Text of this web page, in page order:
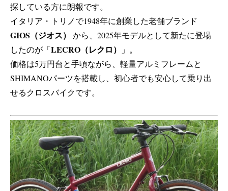
探している方に朗報です。
イタリア・トリノで1948年に創業した老舗ブランド
GIOS（ジオス）
から、2025年モデルとして新たに登場
したのが「LECRO（レクロ）
」。
価格は5万円台と手頃ながら、軽量アルミフレームと
SHIMANOパーツを搭載し、初心者でも安心して乗り出
せるクロスバイクです。